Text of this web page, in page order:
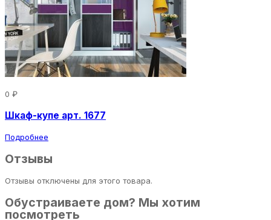
0 ₽
Шкаф-купе арт. 1677
Подробнее
Отзывы
Отзывы отключены для этого товара.
Обустраиваете дом? Мы хотим
посмотреть